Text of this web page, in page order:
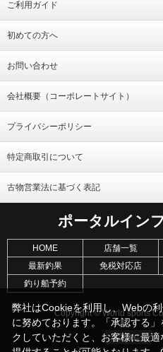
ご利用ガイド
初めての方へ
お問い合わせ
会社概要（コーポレートサイト）
プライバシーポリシー
特定商取引について
古物営業法に基づく表記
ポータルイン
HOME 店舗一覧
最新釣果
免税対応店
釣り船予約
Copyright © World sports
弊社はCookieを利用し、Webの
に努めております。「承認する」
クしていただくと、お客様に最適